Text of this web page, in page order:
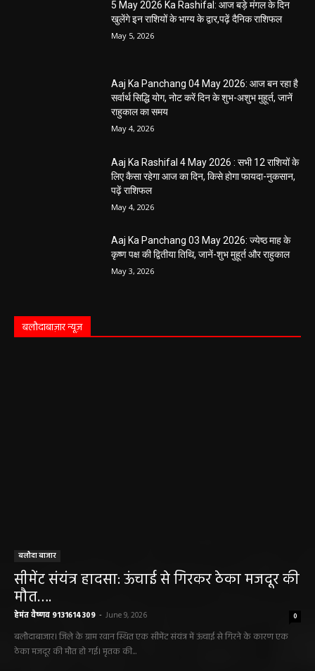
5 May 2026 Ka Rashifal: आज बड़े मंगल के दिन
खुलेंगे इन राशियों के भाग्य के द्वार,पढ़ें दैनिक राशिफल
May 5, 2026
Aaj Ka Panchang 04 May 2026: आज बन रहा है
सर्वार्थ सिद्धि योग, नोट करें दिन के शुभ-अशुभ मुहूर्त, जानें
राहुकाल का समय
May 4, 2026
Aaj Ka Rashifal 4 May 2026 : सभी 12 राशियों के
लिए कैसा रहेगा आज का दिन, किसे होगा फायदा-नुकसान,
पढ़ें राशिफल
May 4, 2026
Aaj Ka Panchang 03 May 2026: ज्येष्ठ माह के
कृष्ण पक्ष की द्वितीया तिथि, जानें-शुभ मुहूर्त और राहुकाल
May 3, 2026
बलौदाबाज़ार न्यूज़
बलौदा बाजार
सीमेंट संयंत्र हादसा: ऊंचाई से गिरकर ठेका मजदूर की
मौत….
हेमंत वैष्णव 9131614309 - June 9, 2026 0
बलौदाबाजार। जिले के ग्राम रवान स्थित एक सीमेंट संयंत्र में ऊंचाई से गिरने के कारण एक
ठेका मजदूर की मौत हो गई। मृतक की...